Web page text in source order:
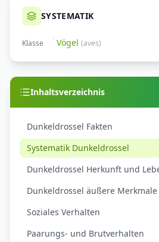
SYSTEMATIK
Klasse Vögel (aves)
Inhaltsverzeichnis
Dunkeldrossel Fakten
Systematik Dunkeldrossel
Dunkeldrossel Herkunft und
Dunkeldrossel äußere Merkmale
Soziales Verhalten
Paarungs- und Brutverhalten